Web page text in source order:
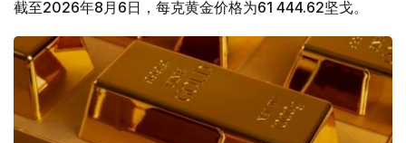
截至2026年8月6日，每克黄金价格为61 444.62坚戈。